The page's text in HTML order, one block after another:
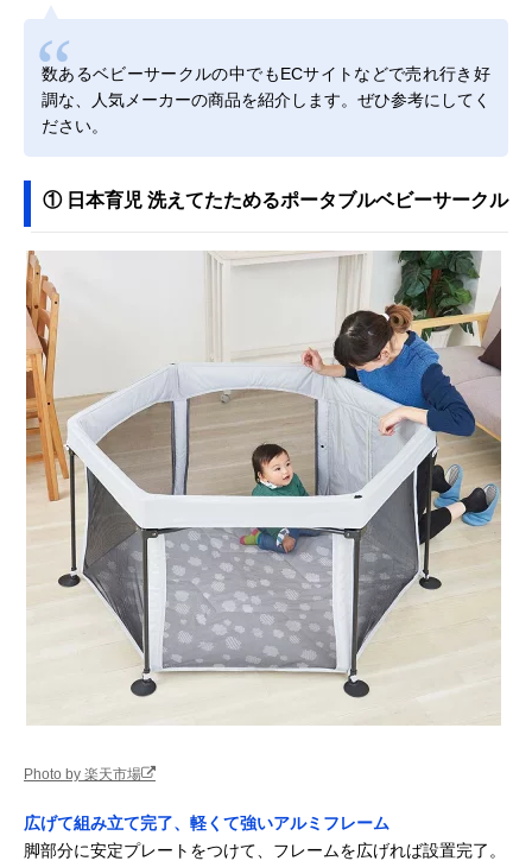
数あるベビーサークルの中でもECサイトなどで売れ行き好
調な、人気メーカーの商品を紹介します。ぜひ参考にしてく
ださい。
① 日本育児 洗えてたためるポータブルベビーサークル
Photo by 楽天市場
広げて組み立て完了、軽くて強いアルミフレーム
脚部分に安定プレートをつけて、フレームを広げれば設置完了。